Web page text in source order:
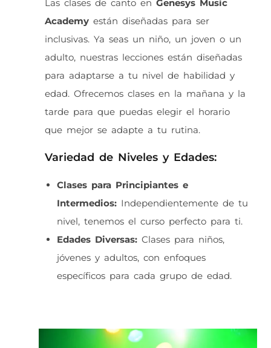
Las clases de canto en Genesys Music
Academyestán diseñadas para ser
inclusivas. Ya seas un niño, un joven o un
adulto, nuestras lecciones están diseñadas
para adaptarse a tu nivel de habilidad y
edad. Ofrecemos clases en la mañana y la
tarde para que puedas elegir el horario
que mejor se adapte a tu rutina.
Variedad de Niveles y Edades:
Clases para Principiantes e
Intermedios:Independientemente de tu
nivel, tenemos el curso perfecto para ti.
Edades Diversas:Clases para niños,
jóvenes y adultos, con enfoques
específicos para cada grupo de edad.